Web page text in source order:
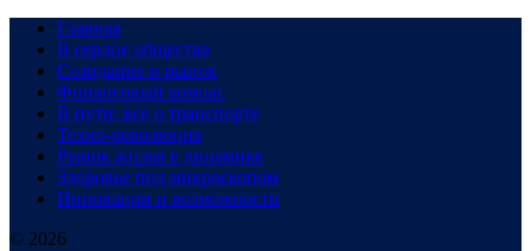
Главная
В сердце общества
Созидание и рынок
Финансовый компас
В пути: все о транспорте
Техно-революция
Рынок жилья в динамике
Здоровье под микроскопом
Инновации и возможности
© 2026